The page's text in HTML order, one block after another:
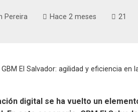
Pereira Hace 2 meses 21
GBM El Salvador: agilidad y eficiencia en
digital se ha vuelto un